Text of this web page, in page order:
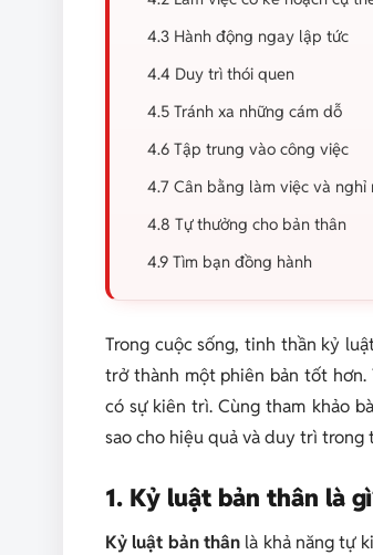
4.3 Hành động ngay lập tức
4.4 Duy trì thói quen
4.5 Tránh xa những cám dỗ
4.6 Tập trung vào công việc
4.7 Cân bằng làm việc và nghỉ
4.8 Tự thưởng cho bản thân
4.9 Tìm bạn đồng hành
Trong cuộc sống, tinh thần kỷ
trở thành một phiên bản tốt
có sự kiên trì. Cùng tham khảo
sao cho hiệu quả và duy trì trong
1. Kỷ luật bản thân là
Kỷ luật bản thân là khả năng tự